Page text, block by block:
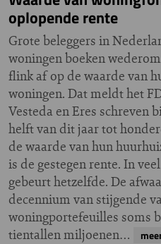
oplopende rente
Grote beleggers in
woningen boeken wederom
flink af op de waarde van
woningen. Dat meldt het
Vesteda en Eres schreven
helft van dit jaar tot
de waarde van hun
is de gestegen rente. In
gebeurt hetzelfde. De
decennium van stijgende
woningportefeuilles soms
tientallen miljoenen…